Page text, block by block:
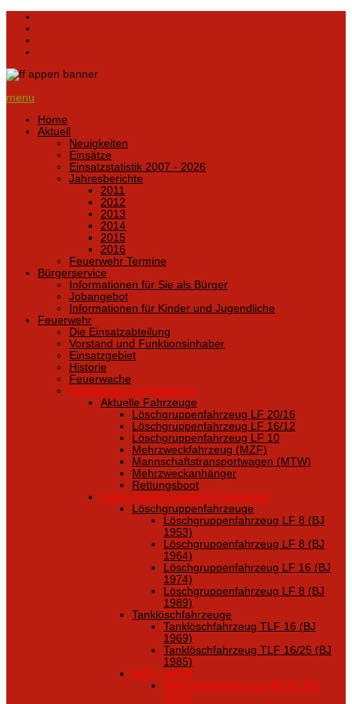
menu
Home
Aktuell
Neuigkeiten
Einsätze
Einsatzstatistik 2007 - 2026
Jahresberichte
2011
2012
2013
2014
2015
2016
Feuerwehr Termine
Bürgerservice
Informationen für Sie als Bürger
Jobangebot
Informationen für Kinder und Jugendliche
Feuerwehr
Die Einsatzabteilung
Vorstand und Funktionsinhaber
Einsatzgebiet
Historie
Feuerwache
Fahrzeuge und Anhänger
Aktuelle Fahrzeuge
Löschgruppenfahrzeug LF 20/16
Löschgruppenfahrzeug LF 16/12
Löschgruppenfahrzeug LF 10
Mehrzweckfahrzeug (MZF)
Mannschaftstransportwagen (MTW)
Mehrzweckanhänger
Rettungsboot
Außer Dienst gestellte Fahrzeuge
Löschgruppenfahrzeuge
Löschgruppenfahrzeug LF 8 (BJ
1953)
Löschgruppenfahrzeug LF 8 (BJ
1964)
Löschgruppenfahrzeug LF 16 (BJ
1974)
Löschgruppenfahrzeug LF 8 (BJ
1989)
Tanklöschfahrzeuge
Tanklöschfahrzeug TLF 16 (BJ
1969)
Tanklöschfahrzeug TLF 16/25 (BJ
1985)
MZF - MTW
Mehrzweckfahrzeug (MZF) (BJ
1978)